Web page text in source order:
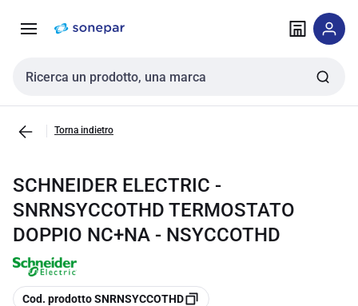
navigazione alla
Cerca input
Torna indietro
SCHNEIDER ELECTRIC -
SNRNSYCCOTHD TERMOSTATO
DOPPIO NC+NA - NSYCCOTHD
copia
Cod. prodotto SNRNSYCCOTHD